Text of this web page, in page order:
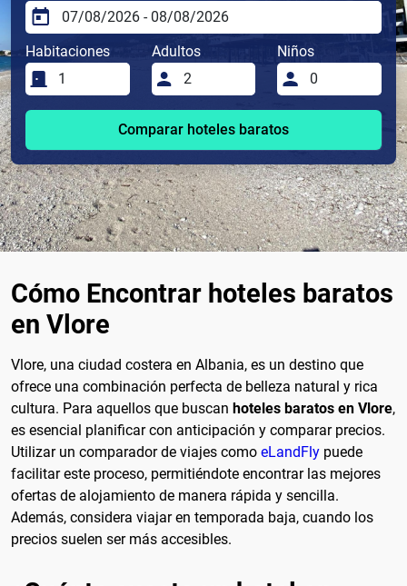
Habitaciones Adultos Niños
Comparar hoteles baratos
Cómo Encontrar hoteles baratos
en Vlore
Vlore, una ciudad costera en Albania, es un destino que
ofrece una combinación perfecta de belleza natural y rica
cultura. Para aquellos que buscan hoteles baratos en Vlore,
es esencial planificar con anticipación y comparar precios.
Utilizar un comparador de viajes como eLandFly puede
facilitar este proceso, permitiéndote encontrar las mejores
ofertas de alojamiento de manera rápida y sencilla.
Además, considera viajar en temporada baja, cuando los
precios suelen ser más accesibles.